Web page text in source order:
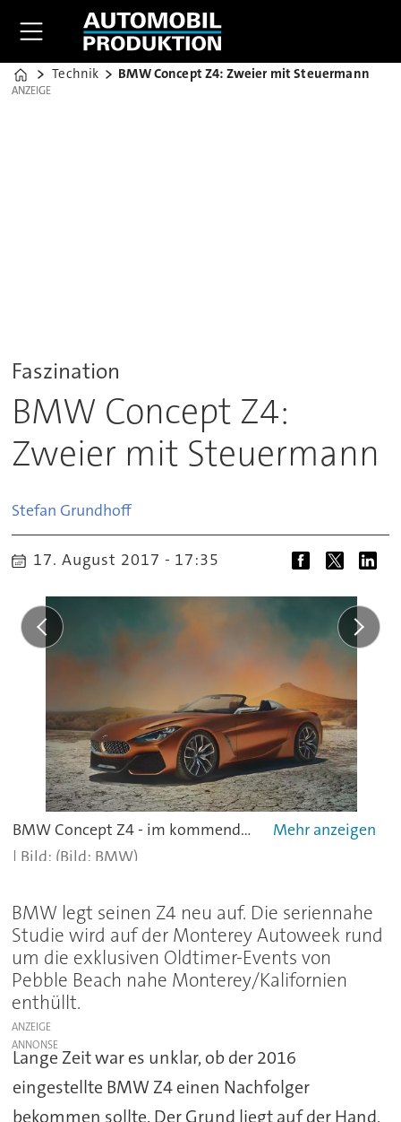
Home
Technik BMW Concept Z4: Zweier mit Steuermann
ANZEIGE
ANZEIGE
Faszination
BMW Concept Z4:
Zweier mit Steuermann
Stefan Grundhoff
17. August 2017 - 17:35
BMW Concept Z4 - im kommenden Jahr rollt zu den Kunden.
(Bild: BMW)
BMW legt seinen Z4 neu auf. Die seriennahe
Studie wird auf der Monterey Autoweek rund
um die exklusiven Oldtimer-Events von
Pebble Beach nahe Monterey/Kalifornien
enthüllt.
ANZEIGE
Lange Zeit war es unklar, ob der 2016
eingestellte BMW Z4 einen Nachfolger
bekommen sollte. Der Grund liegt auf der Hand,